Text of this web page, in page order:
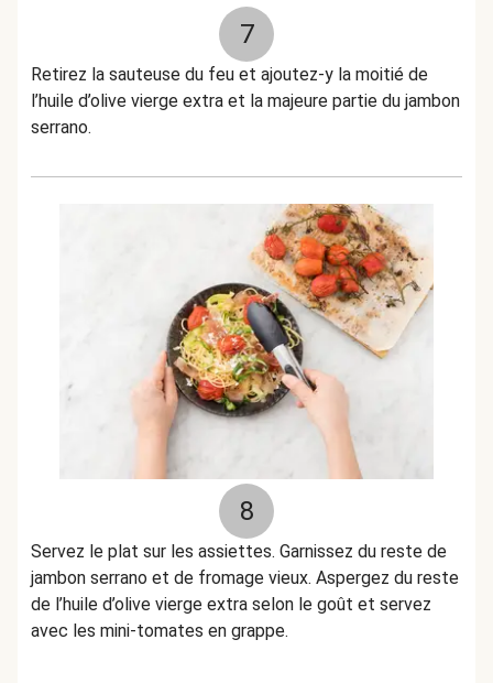
7
Retirez la sauteuse du feu et ajoutez-y la moitié de
l’huile d’olive vierge extra et la majeure partie du jambon
serrano.
8
Servez le plat sur les assiettes. Garnissez du reste de
jambon serrano et de fromage vieux. Aspergez du reste
de l’huile d’olive vierge extra selon le goût et servez
avec les mini-tomates en grappe.